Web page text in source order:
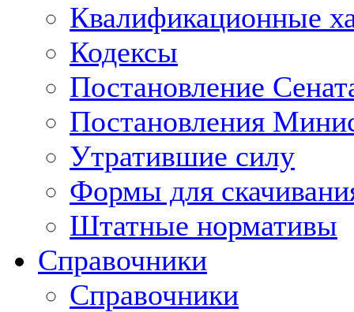
Квалификационные
Кодексы
Постановление
Постановления
Утратившие силу
Формы для
Штатные нормативы
Справочники
Справочники